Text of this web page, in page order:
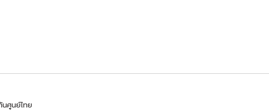
นศูนย์ไทย